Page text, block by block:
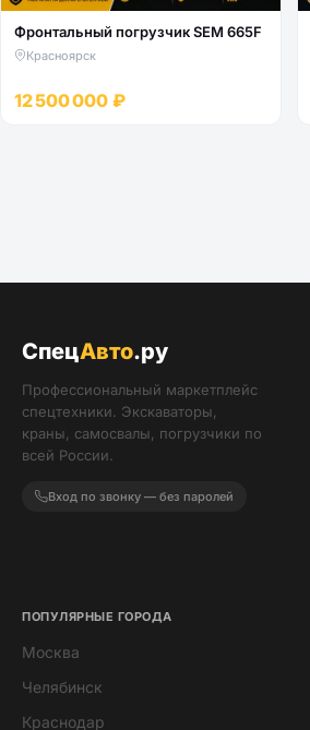
Фронтальный погрузчик SEM 665F
Красноярск
12 500 000 ₽
СпецАвто.ру
Профессиональный маркетплейс
спецтехники. Экскаваторы,
краны, самосвалы, погрузчики по
всей России.
Вход по звонку — без паролей
ПОПУЛЯРНЫЕ ГОРОДА
Москва
Челябинск
Краснодар
ИИ-помощник · всегда онлайн